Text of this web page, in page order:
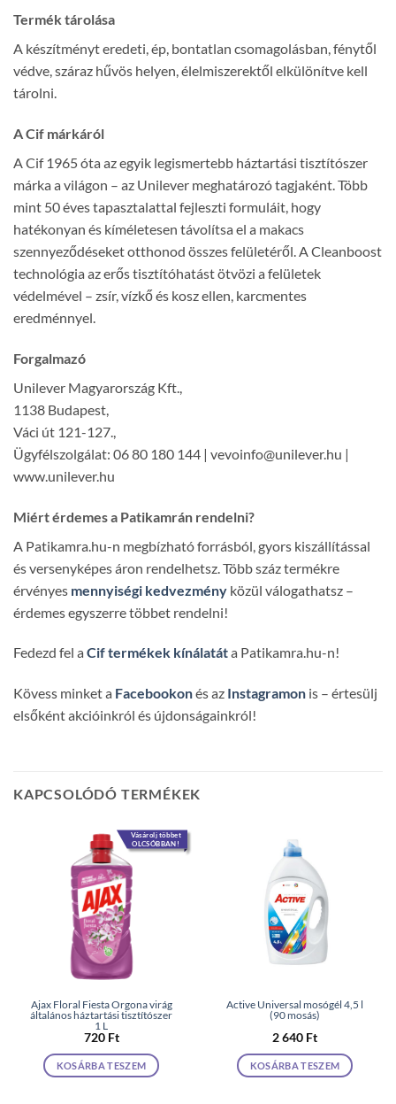
Termék tárolása
A készítményt eredeti, ép, bontatlan csomagolásban, fénytől
védve, száraz hűvös helyen, élelmiszerektől elkülönítve kell
tárolni.
A Cif márkáról
A Cif 1965 óta az egyik legismertebb háztartási tisztítószer
márka a világon – az Unilever meghatározó tagjaként. Több
mint 50 éves tapasztalattal fejleszti formuláit, hogy
hatékonyan és kíméletesen távolítsa el a makacs
szennyeződéseket otthonod összes felületéről. A Cleanboost
technológia az erős tisztítóhatást ötvözi a felületek
védelmével – zsír, vízkő és kosz ellen, karcmentes
eredménnyel.
Forgalmazó
Unilever Magyarország Kft.,
1138 Budapest,
Váci út 121-127.,
Ügyfélszolgálat: 06 80 180 144 | vevoinfo@unilever.hu |
www.unilever.hu
Miért érdemes a Patikamrán rendelni?
A Patikamra.hu-n megbízható forrásból, gyors kiszállítással
és versenyképes áron rendelhetsz. Több száz termékre
érvényes mennyiségi kedvezmény közül válogathatsz –
érdemes egyszerre többet rendelni!
Fedezd fel a Cif termékek kínálatáta Patikamra.hu-n!
Kövess minket a Facebookonés az Instagramon is – értesülj
elsőként akcióinkról és újdonságainkról!
KAPCSOLÓDÓ TERMÉKEK
Vásárolj többet
OLCSÓBBAN!
Ajax Floral Fiesta Orgona virág
általános háztartási tisztítószer
1 L
720 Ft
KOSÁRBA TESZEM
Active Universal mosógél 4,5 l
(90 mosás)
2 640 Ft
KOSÁRBA TESZEM